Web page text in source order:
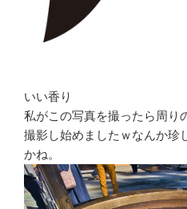
いい香り
私がこの写真を撮ったら周り
撮影し始めましたｗなんか珍
かね。